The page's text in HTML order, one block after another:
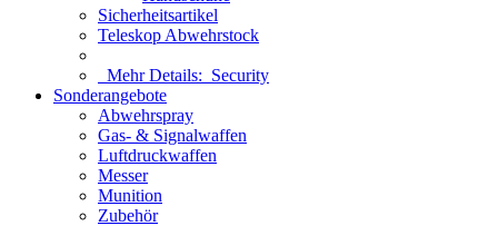
Sicherheitsartikel
Teleskop Abwehrstock
Mehr Details: Security
Sonderangebote
Abwehrspray
Gas- & Signalwaffen
Luftdruckwaffen
Messer
Munition
Zubehör